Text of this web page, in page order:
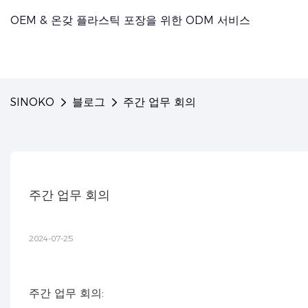
OEM & 온갖 플라스틱 포장을 위한 ODM 서비스
SINOKO 블로그 주간 업무 회의
주간 업무 회의
2024-07-25
주간 업무 회의: